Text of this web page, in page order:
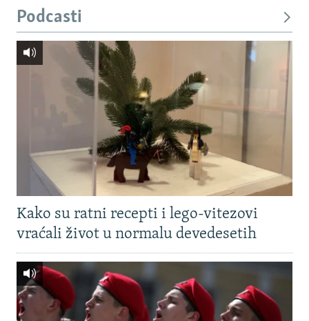
Podcasti
Kako su ratni recepti i lego-vitezovi
vraćali život u normalu devedesetih